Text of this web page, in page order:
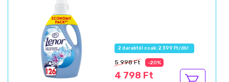
2 darabtól csak: 2 399 Ft/db!
5 998 Ft -20%
4 798 Ft